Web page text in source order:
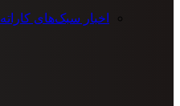
اخبار سبک‌های کاراته